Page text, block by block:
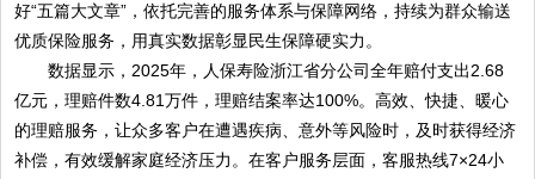
好“五篇大文章”，依托完善的服务体系与保障网络，持续为群众输送
优质保险服务，用真实数据彰显民生保障硬实力。
数据显示，2025年，人保寿险浙江省分公司全年赔付支出2.68
亿元，理赔件数4.81万件，理赔结案率达100%。高效、快捷、暖心
的理赔服务，让众多客户在遭遇疾病、意外等风险时，及时获得经济
补偿，有效缓解家庭经济压力。在客户服务层面，客服热线7×24小